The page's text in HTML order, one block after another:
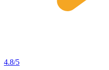
4.8/5